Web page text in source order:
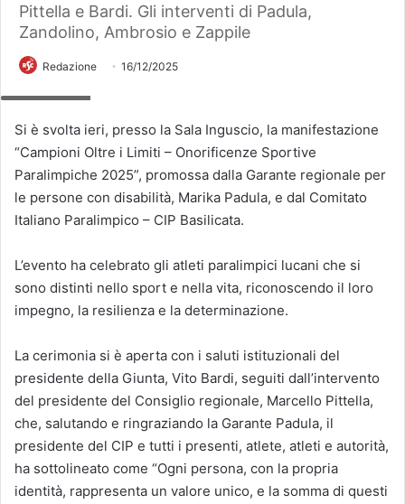
Pittella e Bardi. Gli interventi di Padula,
Zandolino, Ambrosio e Zappile
Redazione 16/12/2025
Si è svolta ieri, presso la Sala Inguscio, la manifestazione
“Campioni Oltre i Limiti – Onorificenze Sportive
Paralimpiche 2025”, promossa dalla Garante regionale per
le persone con disabilità, Marika Padula, e dal Comitato
Italiano Paralimpico – CIP Basilicata.
L’evento ha celebrato gli atleti paralimpici lucani che si
sono distinti nello sport e nella vita, riconoscendo il loro
impegno, la resilienza e la determinazione.
La cerimonia si è aperta con i saluti istituzionali del
presidente della Giunta, Vito Bardi, seguiti dall’intervento
del presidente del Consiglio regionale, Marcello Pittella,
che, salutando e ringraziando la Garante Padula, il
presidente del CIP e tutti i presenti, atlete, atleti e autorità,
ha sottolineato come “Ogni persona, con la propria
identità, rappresenta un valore unico, e la somma di questi